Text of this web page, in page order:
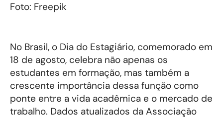
Foto: Freepik
No Brasil, o Dia do Estagiário, comemorado em
18 de agosto, celebra não apenas os
estudantes em formação, mas também a
crescente importância dessa função como
ponte entre a vida acadêmica e o mercado de
trabalho. Dados atualizados da Associação